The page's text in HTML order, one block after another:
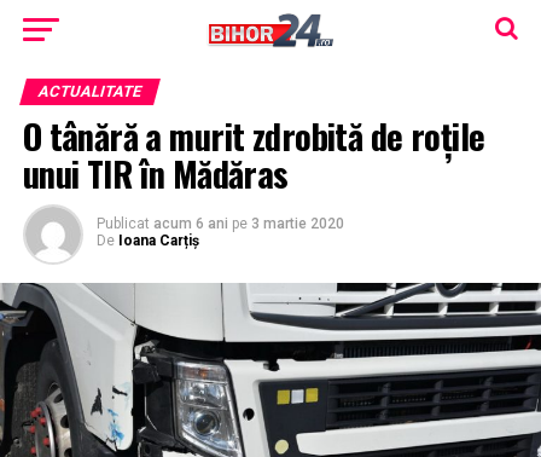
ACTUALITATE
O tânără a murit zdrobită de roţile
unui TIR în Mădăras
Publicat acum 6 ani pe 3 martie 2020
De Ioana Carțiș